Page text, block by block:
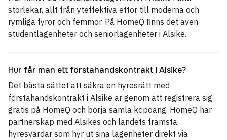
storlekar, allt från yteffektiva ettor till moderna och
rymliga fyror och femmor. På HomeQ finns det även
studentlägenheter och seniorlägenheter i Alsike.
Hur får man ett förstahandskontrakt i Alsike?
Det bästa sättet att säkra en hyresrätt med
förstahandskontrakt i Alsike är genom att registrera sig
gratis på HomeQ och börja samla köpoäng. HomeQ har
partnerskap med Alsikes och landets främsta
hyresvärdar som hyr ut sina lägenheter direkt via